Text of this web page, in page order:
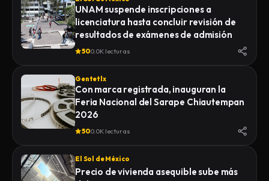
UNAM suspende inscripciones a
licenciatura hasta concluir revisión de
resultados de exámenes de admisión
500.0K lecturas
Gentetlx
Con marca registrada, inauguran la
Feria Nacional del Sarape Chiautempan
2026
500.0K lecturas
El Sol de México
Precio de vivienda asequible sube más